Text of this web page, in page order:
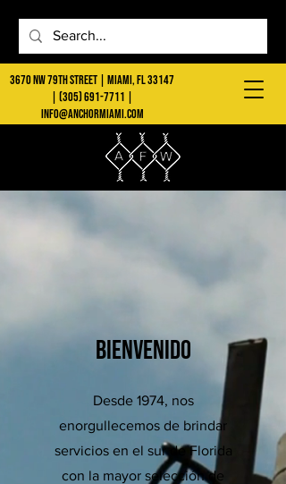
3670 NW 79th Street | Miami, FL 33147
(305) 691-7711
info@anchormiami.com
BIENVENIDO
Desde 1974, nos
enorgullecemos de brindar
servicios en el sur de Florida
con la mayor selección de